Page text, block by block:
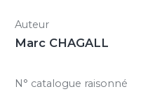
Auteur
Marc CHAGALL
N° catalogue raisonné